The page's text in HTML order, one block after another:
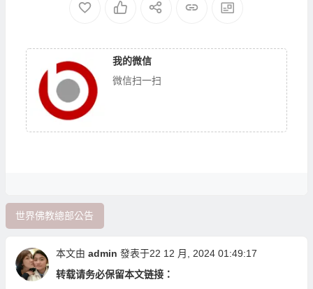
我的微信
微信扫一扫
世界佛教總部公告
本文由 admin 發表于22 12 月, 2024 01:49:17
转载请务必保留本文链接：